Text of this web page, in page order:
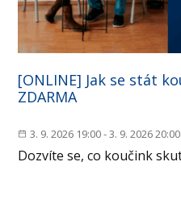
[ONLINE] Jak se stát
ZDARMA
3. 9. 2026 19:00 - 3. 9. 2026 20:00
Dozvíte se, co koučink